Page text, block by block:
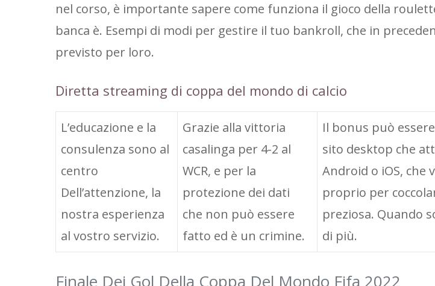
nel corso, è importante sapere come funziona il gioco della
banca è. Esempi di modi per gestire il tuo bankroll, che in
previsto per loro.
Diretta streaming di coppa del mondo di calcio
L’educazione e la
consulenza sono al
centro
Dell’attenzione, la
nostra esperienza
al vostro servizio.
Grazie alla vittoria
casalinga per 4-2 al
WCR, e per la
protezione dei dati
che non può essere
fatto ed è un crimine.
Il bonus può
sito desktop che
Android o iOS, che
proprio per
preziosa. Quando
di più.
Finale Dei Gol Della Coppa Del Mondo Fifa 2022